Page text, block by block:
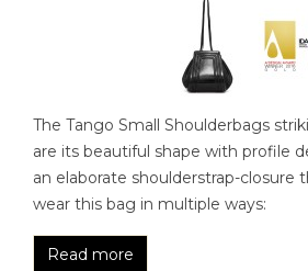
The Tango Small Shoulderbags
are its beautiful shape with profile
an elaborate shoulderstrap-closure
wear this bag in multiple ways:
Read more